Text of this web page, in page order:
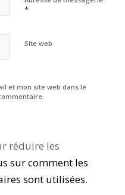
*
Site web
et mon site web dans le
réduire les
sur comment les
sont utilisées.